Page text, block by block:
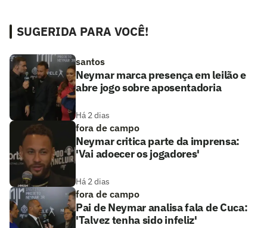
SUGERIDA PARA VOCÊ!
santos
Neymar marca presença em leilão e
abre jogo sobre aposentadoria
Há 2 dias
fora de campo
Neymar critica parte da imprensa:
'Vai adoecer os jogadores'
Há 2 dias
fora de campo
Pai de Neymar analisa fala de Cuca:
'Talvez tenha sido infeliz'